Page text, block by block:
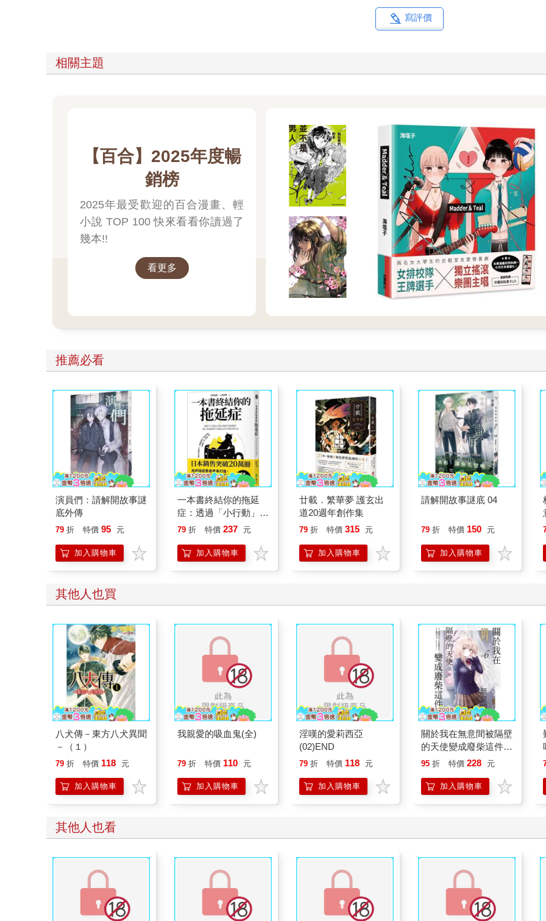
寫評價
相關主題
【百合】2025年度暢
銷榜
2025年最受歡迎的百合漫畫、輕
小說 TOP 100 快來看看你讀過了
幾本!!
看更多
推薦必看
演員們：請解開故事謎
底外傳
79 折 特價 95 元
加入購物車
一本書終結你的拖延
症：透過「小行動」打
開大腦的行動開關，懶
的37個科學方法
79 折 特價 237 元
加入購物車
廿載．繁華夢 護玄出
道20週年創作集
79 折 特價 315 元
加入購物車
請解開故事謎底 04
79 折 特價 150 元
加入購物車
其他人也買
八犬傳－東方八犬異聞
－（１）
79 折 特價 118 元
加入購物車
我親愛的吸血鬼(全)
79 折 特價 110 元
加入購物車
淫嘆的愛莉西亞
(02)END
79 折 特價 118 元
加入購物車
關於我在無意間被隔壁
的天使變成廢柴這件事
(首刷限定版) 06
95 折 特價 228 元
加入購物車
其他人也看